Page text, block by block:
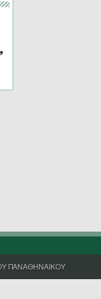
ΠΑΝΑΘΗΝΑΙΚΟΥ